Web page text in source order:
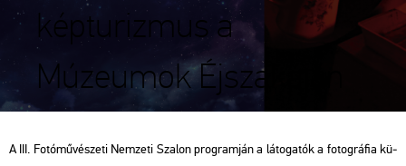
képturizmus a
Múzeumok Éjszakáján
A III. Fo­tó­mű­vé­sze­ti Nem­ze­ti Sza­lon prog­ram­ján a lá­to­ga­tók a fo­tog­rá­fia kü­